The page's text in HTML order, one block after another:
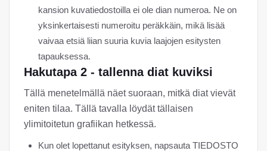
kansion kuvatiedostoilla ei ole dian numeroa. Ne on
yksinkertaisesti numeroitu peräkkäin, mikä lisää
vaivaa etsiä liian suuria kuvia laajojen esitysten
tapauksessa.
Hakutapa 2 - tallenna diat kuviksi
Tällä menetelmällä näet suoraan, mitkä diat vievät
eniten tilaa. Tällä tavalla löydät tällaisen
ylimitoitetun grafiikan hetkessä.
Kun olet lopettanut esityksen, napsauta TIEDOSTO